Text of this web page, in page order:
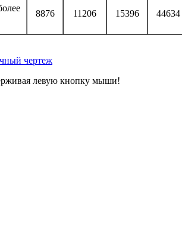
8876 11206 15396 44634
чертеж
левую кнопку мыши!